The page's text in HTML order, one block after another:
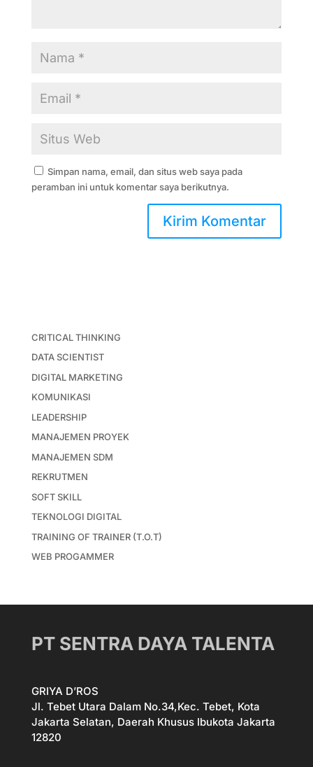
Simpan nama, email, dan situs web saya pada
peramban ini untuk komentar saya berikutnya.
CRITICAL THINKING
DATA SCIENTIST
DIGITAL MARKETING
KOMUNIKASI
LEADERSHIP
MANAJEMEN PROYEK
MANAJEMEN SDM
REKRUTMEN
SOFT SKILL
TEKNOLOGI DIGITAL
TRAINING OF TRAINER (T.O.T)
WEB PROGAMMER
PT SENTRA DAYA TALENTA
GRIYA D’ROS
Jl. Tebet Utara Dalam No.34,Kec. Tebet, Kota
Jakarta Selatan, Daerah Khusus Ibukota Jakarta
12820